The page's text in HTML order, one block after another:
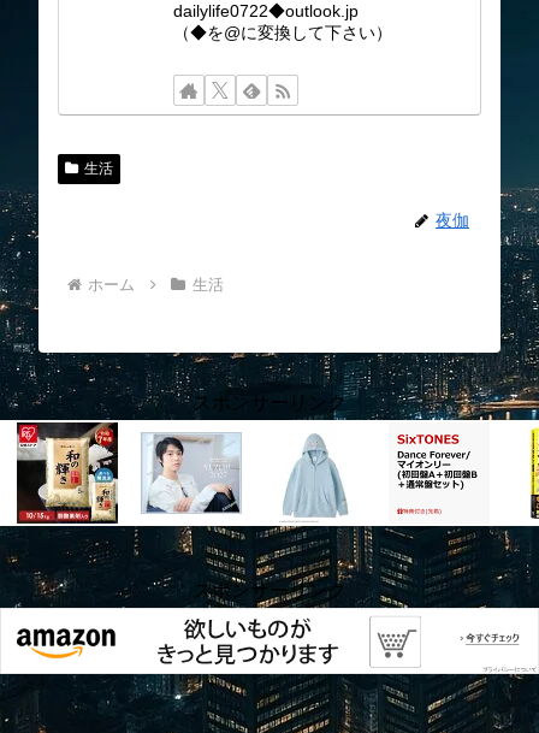
dailylife0722◆outlook.jp
（◆を@に変換して下さい）
生活
夜伽
ホーム 生活
スポンサーリンク
スポンサーリンク